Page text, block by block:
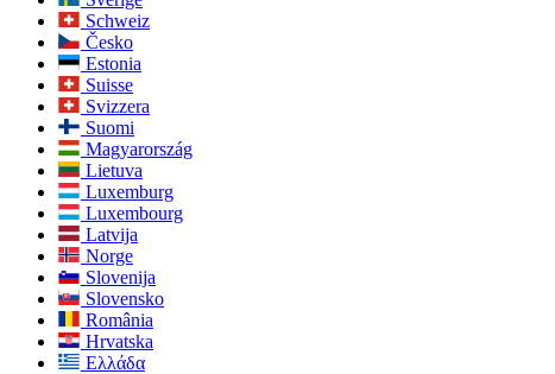
Schweiz
Česko
Estonia
Suisse
Svizzera
Suomi
Magyarország
Lietuva
Luxemburg
Luxembourg
Latvija
Norge
Slovenija
Slovensko
România
Hrvatska
Ελλάδα